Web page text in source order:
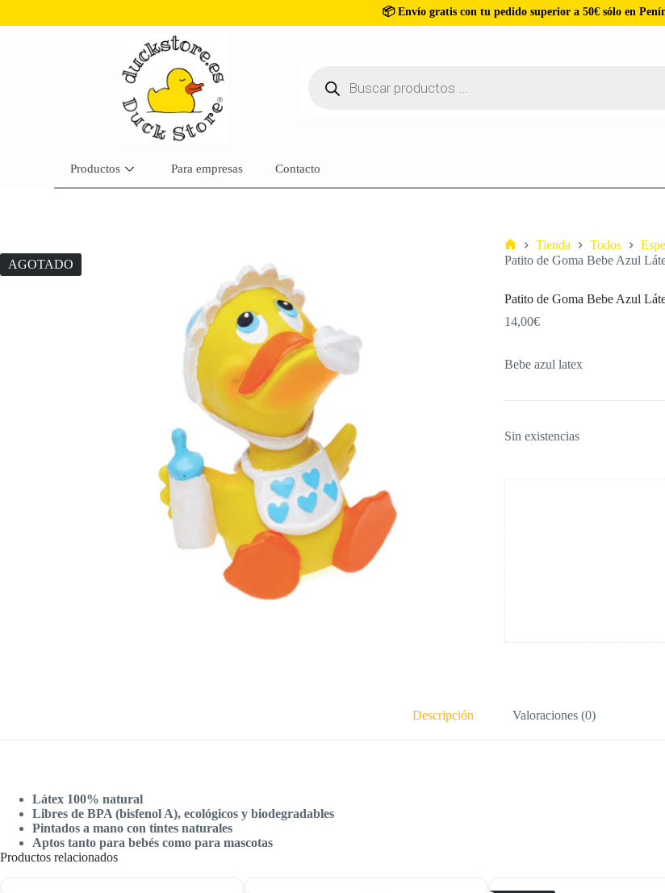
📦 Envío gratis con tu pedido superior a 50€ sólo en
Productos Para empresas Contacto
AGOTADO
Tienda Todos
Patito de Goma Bebe Azul
Patito de Goma Bebe Azul
14,00€
Bebe azul latex
Sin existencias
Descripción Valoraciones (0)
Látex 100% natural
Libres de BPA (bisfenol A), ecológicos y biodegradables
Pintados a mano con tintes naturales
Aptos tanto para bebés como para mascotas
Productos relacionados